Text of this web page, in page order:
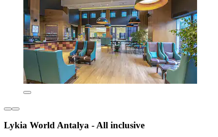
Lykia World Antalya - All inclusive